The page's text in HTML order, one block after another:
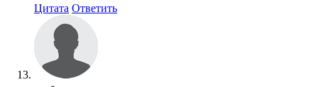
Цитата Ответить